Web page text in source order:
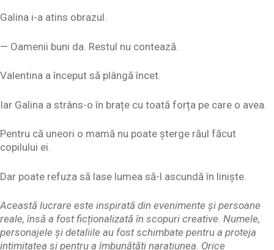
Galina i-a atins obrazul.
— Oamenii buni da. Restul nu contează.
Valentina a început să plângă încet.
Iar Galina a strâns-o în brațe cu toată forța pe care o avea.
Pentru că uneori o mamă nu poate șterge răul făcut
copilului ei.
Dar poate refuza să lase lumea să-l ascundă în liniște.
Această lucrare este inspirată din evenimente și persoane
reale, însă a fost ficționalizată în scopuri creative. Numele,
personajele și detaliile au fost schimbate pentru a proteja
intimitatea și pentru a îmbunătăți narațiunea. Orice